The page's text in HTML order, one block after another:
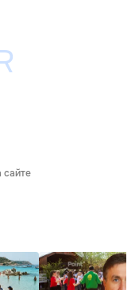
сайте